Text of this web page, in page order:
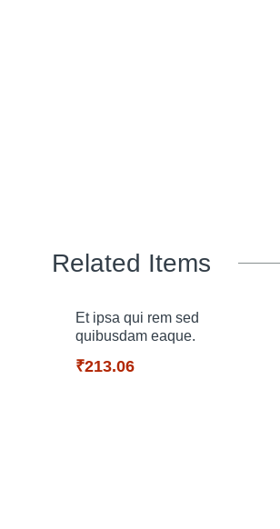
Related Items
Et ipsa qui rem sed
quibusdam eaque.
₹213.06